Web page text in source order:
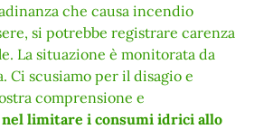
che causa incendio
si potrebbe registrare carenza
La situazione è monitorata da
Ci scusiamo per il disagio e
comprensione e
nel limitare i consumi idrici allo